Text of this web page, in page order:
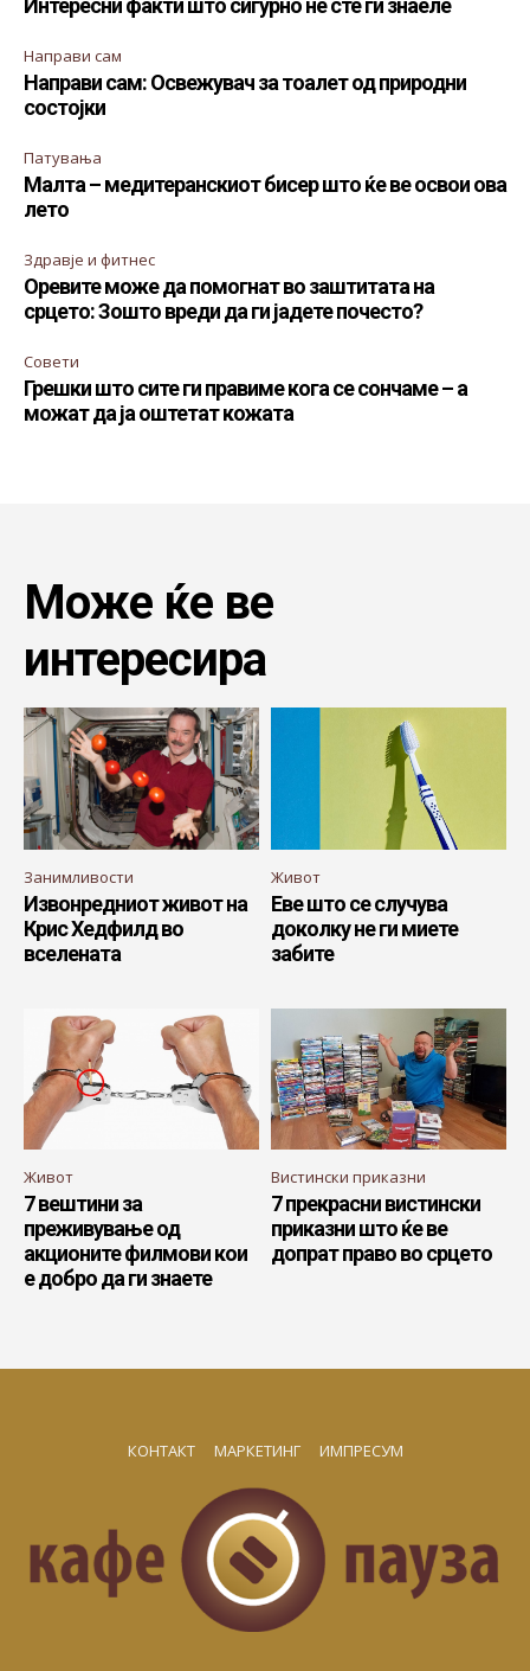
Интересни факти што сигурно не сте ги знаеле
Направи сам
Направи сам: Освежувач за тоалет од природни
состојки
Патувања
Малта – медитеранскиот бисер што ќе ве освои ова
лето
Здравје и фитнес
Оревите може да помогнат во заштитата на
срцето: Зошто вреди да ги јадете почесто?
Совети
Грешки што сите ги правиме кога се сончаме – а
можат да ја оштетат кожата
Може ќе ве
интересира
Занимливости
Извонредниот живот на
Крис Хедфилд во
вселената
Живот
Еве што се случува
доколку не ги миете
забите
Живот
7 вештини за
преживување од
акционите филмови кои
е добро да ги знаете
Вистински приказни
7 прекрасни вистински
приказни што ќе ве
допрат право во срцето
КОНТАКТ МАРКЕТИНГ ИМПРЕСУМ